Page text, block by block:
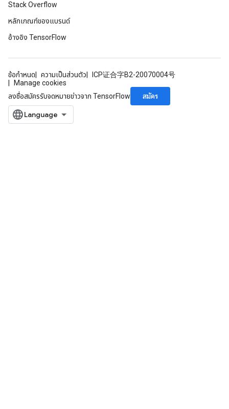
Stack Overflow
หลักเกณฑ์ของแบรนด์
อ้างอิง TensorFlow
ข้อกำหนด ความเป็นส่วนตัว
ICP证合字B2-20070004号
Manage cookies
ลงชื่อสมัครรับจดหมายข่าวจาก TensorFlow
สมัคร